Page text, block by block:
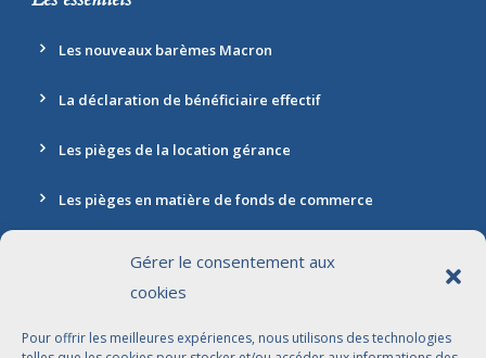
Gérer le consentement aux
cookies
Pour offrir les meilleures expériences, nous utilisons des technologies
Les nouveaux barèmes Macron
La déclaration de bénéficiaire effectif
Les pièges de la location gérance
Les pièges en matière de fonds de commerce